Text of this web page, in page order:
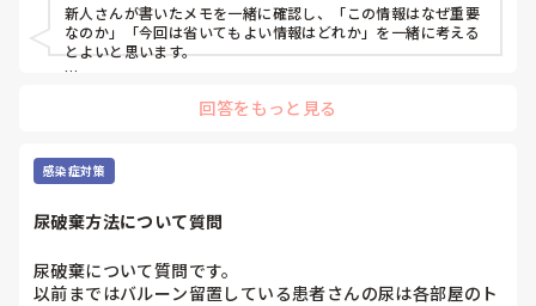
新人さんが書いたメモを一緒に確認し、「この情報はなぜ重要
なのか」「今回は省いてもよい情報はどれか」を一緒に考える
とよいと思います。
的に照らして振り返ることで、重要度を判断する力が少しずつ
要な内容を選べるよう支援するとよいと思います。
回答をもっと見る
感染症対策
尿破棄方法について質問
尿破棄について質問です。
以前まではバルーン留置している患者さんの尿は各部屋のト